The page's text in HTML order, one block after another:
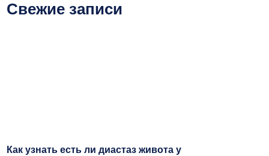
Свежие записи
Как узнать есть ли диастаз живота у